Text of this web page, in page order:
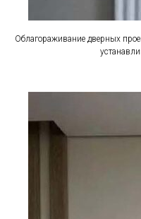
Облагораживание дверных